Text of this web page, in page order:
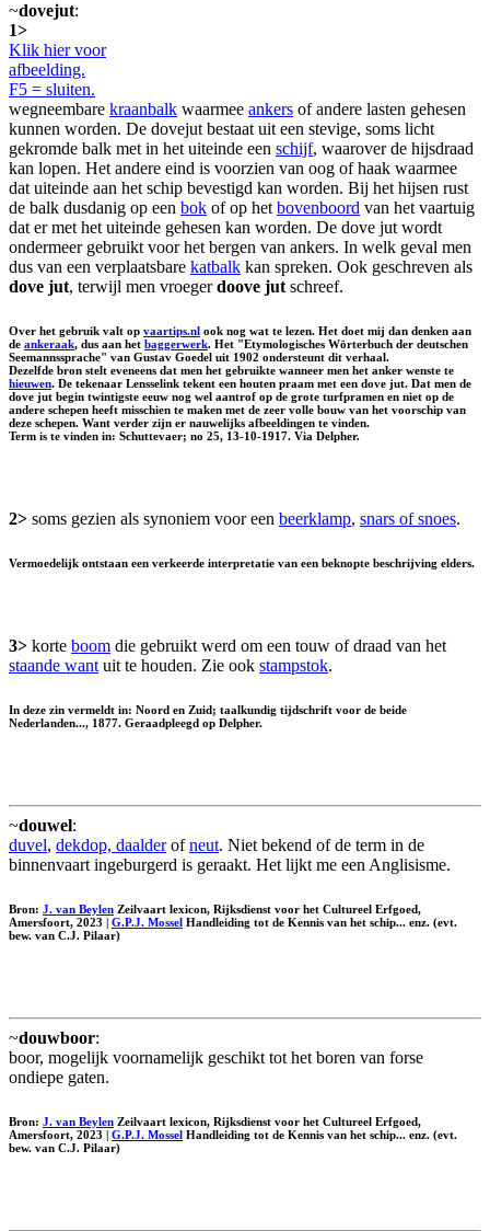
~dovejut:
1>
Klik hier voor
afbeelding.
F5 = sluiten.
wegneembare kraanbalk waarmee ankers of andere lasten gehesen
kunnen worden. De dovejut bestaat uit een stevige, soms licht
gekromde balk met in het uiteinde een schijf, waarover de hijsdraad
kan lopen. Het andere eind is voorzien van oog of haak waarmee
dat uiteinde aan het schip bevestigd kan worden. Bij het hijsen rust
de balk dusdanig op een bok of op het bovenboord van het vaartuig
dat er met het uiteinde gehesen kan worden. De dove jut wordt
ondermeer gebruikt voor het bergen van ankers. In welk geval men
dus van een verplaatsbare katbalk kan spreken. Ook geschreven als
dove jut, terwijl men vroegerdoove jut schreef.
Over het gebruik valt op vaartips.nl ook nog wat te lezen. Het doet mij dan denken aan
de ankeraak, dus aan het baggerwerk. Het "Etymologisches Wörterbuch der deutschen
Seemannssprache" van Gustav Goedel uit 1902 ondersteunt dit verhaal.
Dezelfde bron stelt eveneens dat men het gebruikte wanneer men het anker wenste te
hieuwen. De tekenaar Lensselink tekent een houten praam met een dove jut. Dat men de
dove jut begin twintigste eeuw nog wel aantrof op de grote turfpramen en niet op de
andere schepen heeft misschien te maken met de zeer volle bouw van het voorschip van
deze schepen. Want verder zijn er nauwelijks afbeeldingen te vinden.
Term is te vinden in: Schuttevaer; no 25, 13-10-1917. Via Delpher.
2> soms gezien als synoniem voor een beerklamp, snars of snoes.
Vermoedelijk ontstaan een verkeerde interpretatie van een beknopte beschrijving elders.
3> korte boom die gebruikt werd om een touw of draad van het
staande want uit te houden. Zie ook stampstok.
In deze zin vermeldt in: Noord en Zuid; taalkundig tijdschrift voor de beide
Nederlanden..., 1877. Geraadpleegd op Delpher.
~douwel:
duvel, dekdop, daalderofneut. Niet bekend of de term in de
binnenvaart ingeburgerd is geraakt. Het lijkt me een Anglisisme.
Bron: J. van Beylen Zeilvaart lexicon, Rijksdienst voor het Cultureel Erfgoed,
Amersfoort, 2023 | G.P.J. Mossel Handleiding tot de Kennis van het schip... enz. (evt.
bew. van C.J. Pilaar)
~douwboor:
boor, mogelijk voornamelijk geschikt tot het boren van forse
ondiepe gaten.
Bron: J. van Beylen Zeilvaart lexicon, Rijksdienst voor het Cultureel Erfgoed,
Amersfoort, 2023 | G.P.J. Mossel Handleiding tot de Kennis van het schip... enz. (evt.
bew. van C.J. Pilaar)